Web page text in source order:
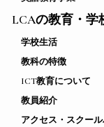
LCAの教育・学
学校生活
教科の特徴
ICT教育について
教員紹介
アクセス・スクー